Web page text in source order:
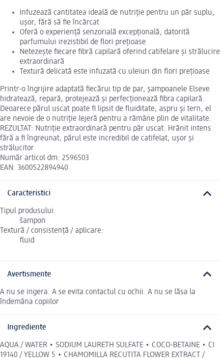
Infuzează cantitatea ideală de nutriție pentru un păr suplu,
ușor, fără să fie încărcat
Oferă o experiență senzorială excepțională, datorită
parfumului irezistibil de flori prețioase
Netezește fiecare fibră capilară oferind catifelare și strălucire
extraordinară
Textură delicată este infuzată cu uleiuri din flori prețioase
Printr-o îngrijire adaptată fiecărui tip de par, şampoanele Elseve
hidratează, repară, protejează şi perfecţionează fibra capilară.
Deoarece părul uscat poate fi lipsit de fluiditate, aspru și tern, el
are nevoie de o nutriție lejeră pentru a rămâne plin de vitalitate.
REZULTAT: Nutriție extraordinară pentru păr uscat. Hrănit intens
fără a fi îngreunat, părul este incredibil de catifelat, ușor și
strălucitor
Număr articol dm: 2596503
EAN: 3600522894940
Caracteristici
Tipul produsului:
šampon
Textură / consistență / aplicare:
fluid
Avertismente
A nu se ingera. A se evita contactul cu ochii. A nu se lăsa la
îndemâna copiilor
Ingrediente
AQUA / WATER • SODIUM LAURETH SULFATE • COCO-BETAINE • CI
19140 / YELLOW 5 • CHAMOMILLA RECUTITA FLOWER EXTRACT /